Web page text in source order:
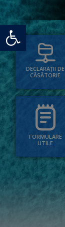
Deschide bara de unelte
DECLARAȚII DE
CĂSĂTORIE
FORMULARE
UTILE